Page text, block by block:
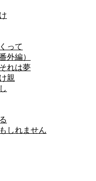
って
外編）
れは夢
親
しれません